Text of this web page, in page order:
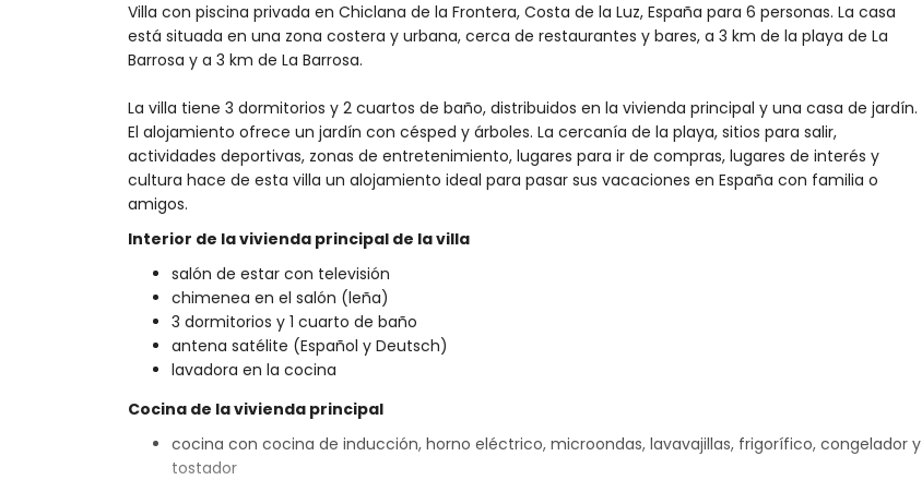
Villa con piscina privada en Chiclana de la Frontera, Costa de la Luz, España para 6 personas. La casa
está situada en una zona costera y urbana, cerca de restaurantes y bares, a 3 km de la playa de La
Barrosa y a 3 km de La Barrosa.
La villa tiene 3 dormitorios y 2 cuartos de baño, distribuidos en la vivienda principal y una casa de jardín.
El alojamiento ofrece un jardín con césped y árboles. La cercanía de la playa, sitios para salir,
actividades deportivas, zonas de entretenimiento, lugares para ir de compras, lugares de interés y
cultura hace de esta villa un alojamiento ideal para pasar sus vacaciones en España con familia o
amigos.
Interior de la vivienda principal de la villa
salón de estar con televisión
chimenea en el salón (leña)
3 dormitorios y 1 cuarto de baño
antena satélite (Español y Deutsch)
lavadora en la cocina
Cocina de la vivienda principal
cocina con cocina de inducción, horno eléctrico, microondas, lavavajillas, frigorífico, congelador y
tostador